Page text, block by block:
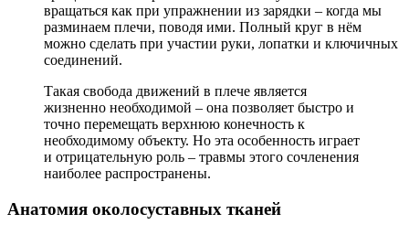
вращаться как при упражнении из зарядки – когда мы
разминаем плечи, поводя ими. Полный круг в нём
можно сделать при участии руки, лопатки и ключичных
соединений.
Такая свобода движений в плече является
жизненно необходимой – она позволяет быстро и
точно перемещать верхнюю конечность к
необходимому объекту. Но эта особенность играет
и отрицательную роль – травмы этого сочленения
наиболее распространены.
Анатомия околосуставных тканей